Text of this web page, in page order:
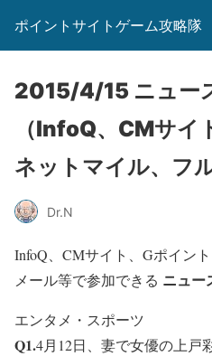
ポイントサイトゲーム攻略隊
2015/4/15 ニュー
（InfoQ、CMサイ
ネットマイル、フ
Dr.N
InfoQ、CMサイト、Gポイン
メール等で参加できる ニュー
エンタメ・スポーツ
Q1.4月12日、妻で女優の上戸